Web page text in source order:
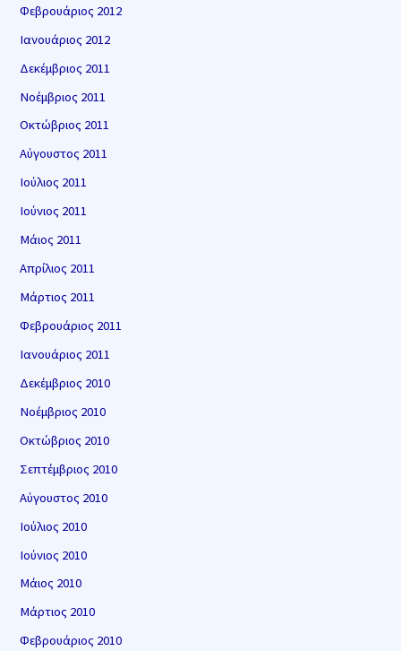
Φεβρουάριος 2012
Ιανουάριος 2012
Δεκέμβριος 2011
Νοέμβριος 2011
Οκτώβριος 2011
Αύγουστος 2011
Ιούλιος 2011
Ιούνιος 2011
Μάιος 2011
Απρίλιος 2011
Μάρτιος 2011
Φεβρουάριος 2011
Ιανουάριος 2011
Δεκέμβριος 2010
Νοέμβριος 2010
Οκτώβριος 2010
Σεπτέμβριος 2010
Αύγουστος 2010
Ιούλιος 2010
Ιούνιος 2010
Μάιος 2010
Μάρτιος 2010
Φεβρουάριος 2010